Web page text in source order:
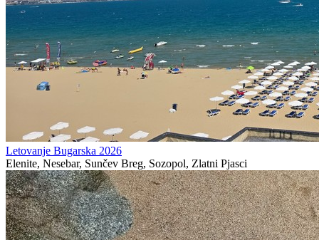
Letovanje Bugarska 2026
Elenite, Nesebar, Sunčev Breg, Sozopol, Zlatni Pjasci